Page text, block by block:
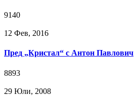
9140
12 Фев, 2016
Пред „Кристал“ с Антон Павлович
8893
29 Юли, 2008